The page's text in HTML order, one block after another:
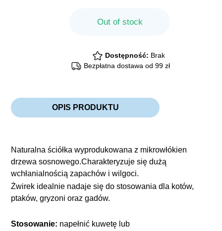
Out of stock
Dostępność: Brak
Bezpłatna dostawa od 99 zł
OPIS PRODUKTU
Naturalna ściółka wyprodukowana z mikrowłókien
drzewa sosnowego.Charakteryzuje się dużą
wchłanialnością zapachów i wilgoci.
Żwirek idealnie nadaje się do stosowania dla kotów,
ptaków, gryzoni oraz gadów.
Stosowanie: napełnić kuwetę lub